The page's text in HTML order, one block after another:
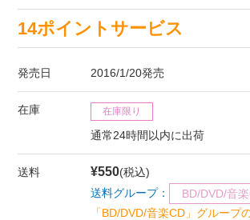
14ポイントサービス
発売日 2016/1/20発売
在庫 在庫限り
通常24時間以内に出荷
送料 ¥550(税込)
送料グループ：
BD/DVD/音
「BD/DVD/音楽CD」グループ